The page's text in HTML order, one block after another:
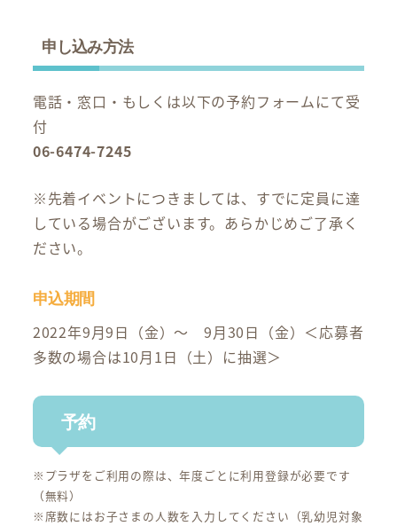
申し込み方法
電話・窓口・もしくは以下の予約フォームにて受
付
06-6474-7245
※先着イベントにつきましては、すでに定員に達
している場合がございます。あらかじめご了承く
ださい。
申込期間
2022年9月9日（金）～ 9月30日（金）＜応募者
多数の場合は10月1日（土）に抽選＞
予約
※プラザをご利用の際は、年度ごとに利用登録が必要です
（無料）
※席数にはお子さまの人数を入力してください（乳幼児対象